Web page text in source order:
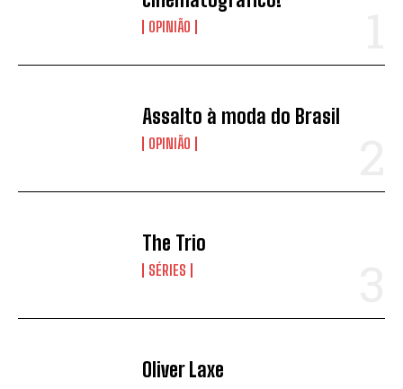
OPINIÃO
Assalto à moda do Brasil
OPINIÃO
The Trio
SÉRIES
Oliver Laxe